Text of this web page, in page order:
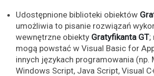
Udostępnione biblioteki obiektów
umożliwia to pisanie rozwiązań
wewnętrzne obiekty Gratyfikanta GT;
mogą powstać w Visual Basic for
innych językach programowania (np.
Windows Script, Java Script, Visual